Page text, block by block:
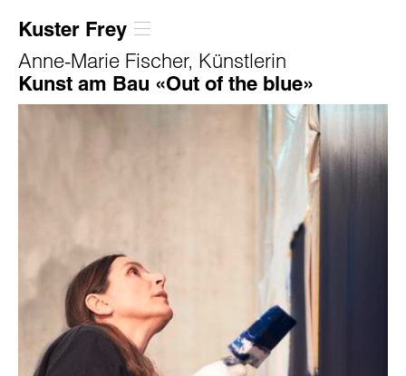
Kuster Frey
Anne-Marie Fischer, Künstlerin
Kunst am Bau «Out of the blue»